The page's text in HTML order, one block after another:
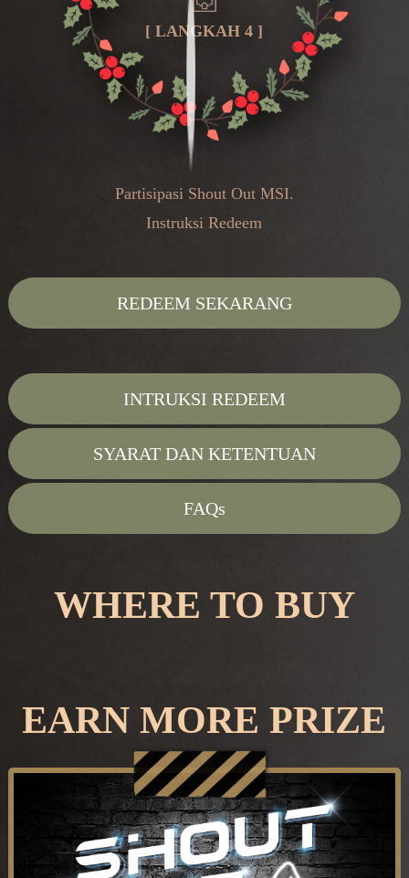
[ LANGKAH 4 ]
Partisipasi Shout Out MSI.
Instruksi Redeem
REDEEM SEKARANG
INTRUKSI REDEEM
SYARAT DAN KETENTUAN
FAQs
WHERE TO BUY
EARN MORE PRIZE